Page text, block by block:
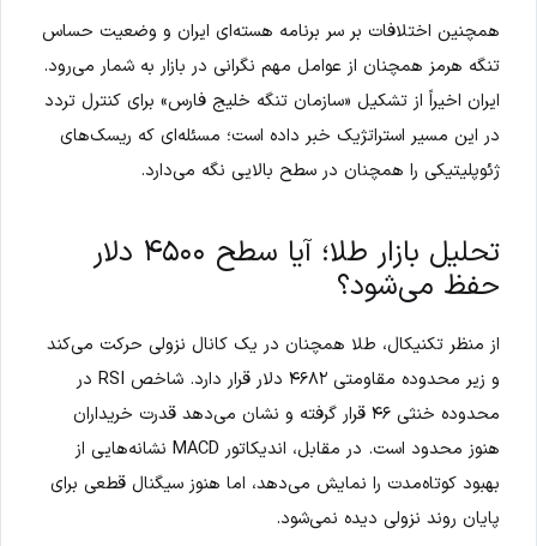
همچنین اختلافات بر سر برنامه هسته‌ای ایران و وضعیت حساس
تنگه هرمز همچنان از عوامل مهم نگرانی در بازار به شمار می‌رود.
ایران اخیراً از تشکیل «سازمان تنگه خلیج فارس» برای کنترل تردد
در این مسیر استراتژیک خبر داده است؛ مسئله‌ای که ریسک‌های
ژئوپلیتیکی را همچنان در سطح بالایی نگه می‌دارد.
تحلیل بازار طلا؛ آیا سطح ۴۵۰۰ دلار
حفظ می‌شود؟
از منظر تکنیکال، طلا همچنان در یک کانال نزولی حرکت می‌کند
و زیر محدوده مقاومتی ۴۶۸۲ دلار قرار دارد. شاخص RSI در
محدوده خنثی ۴۶ قرار گرفته و نشان می‌دهد قدرت خریداران
هنوز محدود است. در مقابل، اندیکاتور MACD نشانه‌هایی از
بهبود کوتاه‌مدت را نمایش می‌دهد، اما هنوز سیگنال قطعی برای
پایان روند نزولی دیده نمی‌شود.